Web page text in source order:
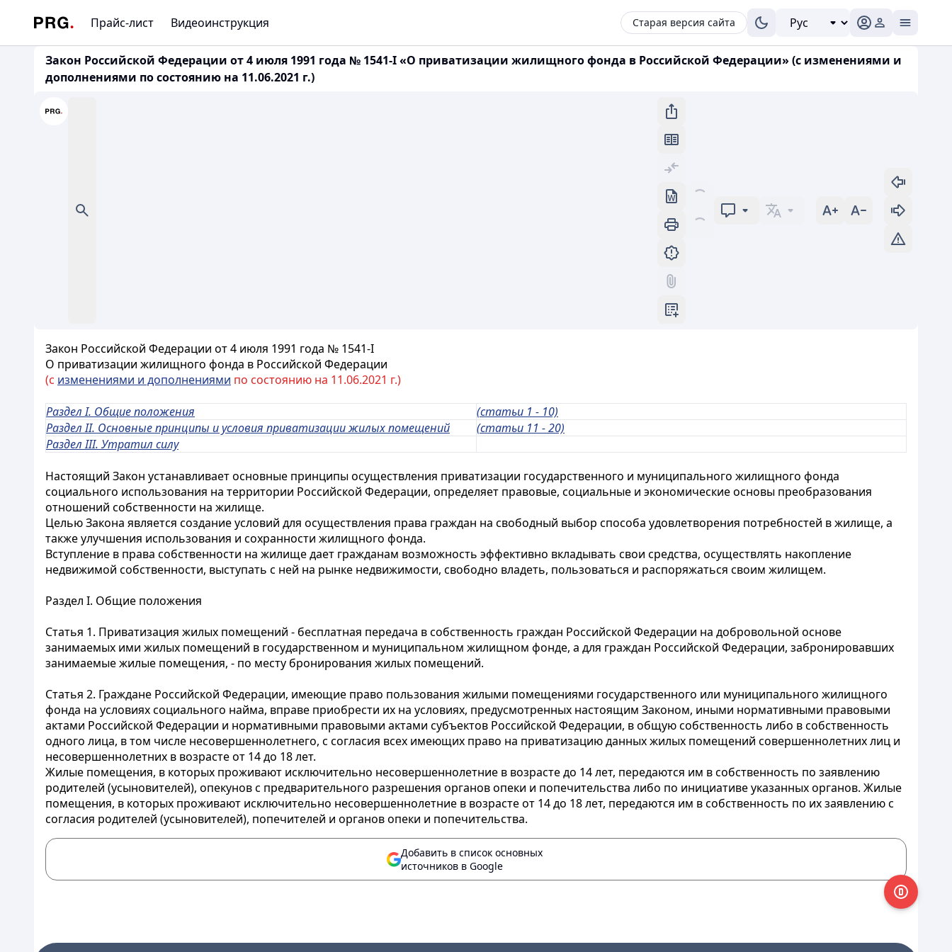
Прайс-лист Видеоинструкция Старая версия сайта
Закон Российской Федерации от 4 июля 1991 года № 1541-I «О приватизации жилищного фонда в Российской Федерации» (с изменениями и
дополнениями по состоянию на 11.06.2021 г.)
Закон Российской Федерации от 4 июля 1991 года № 1541-I
О приватизации жилищного фонда в Российской Федерации
(с изменениями и дополнениями по состоянию на 11.06.2021 г.)
Раздел I. Общие положения
(статьи 1 - 10)
Раздел II. Основные принципы и условия приватизации жилых помещений
(статьи 11 - 20)
Раздел III. Утратил силу
Настоящий Закон устанавливает основные принципы осуществления приватизации государственного и муниципального жилищного фонда
социального использования на территории Российской Федерации, определяет правовые, социальные и экономические основы преобразования
отношений собственности на жилище.
Целью Закона является создание условий для осуществления права граждан на свободный выбор способа удовлетворения потребностей в жилище, а
также улучшения использования и сохранности жилищного фонда.
Вступление в права собственности на жилище дает гражданам возможность эффективно вкладывать свои средства, осуществлять накопление
недвижимой собственности, выступать с ней на рынке недвижимости, свободно владеть, пользоваться и распоряжаться своим жилищем.
Раздел I. Общие положения
Статья 1. Приватизация жилых помещений - бесплатная передача в собственность граждан Российской Федерации на добровольной основе
занимаемых ими жилых помещений в государственном и муниципальном жилищном фонде, а для граждан Российской Федерации, забронировавших
занимаемые жилые помещения, - по месту бронирования жилых помещений.
Статья 2. Граждане Российской Федерации, имеющие право пользования жилыми помещениями государственного или муниципального жилищного
фонда на условиях социального найма, вправе приобрести их на условиях, предусмотренных настоящим Законом, иными нормативными правовыми
актами Российской Федерации и нормативными правовыми актами субъектов Российской Федерации, в общую собственность либо в собственность
одного лица, в том числе несовершеннолетнего, с согласия всех имеющих право на приватизацию данных жилых помещений совершеннолетних лиц и
несовершеннолетних в возрасте от 14 до 18 лет.
Жилые помещения, в которых проживают исключительно несовершеннолетние в возрасте до 14 лет, передаются им в собственность по заявлению
родителей (усыновителей), опекунов с предварительного разрешения органов опеки и попечительства либо по инициативе указанных органов. Жилые
помещения, в которых проживают исключительно несовершеннолетние в возрасте от 14 до 18 лет, передаются им в собственность по их заявлению с
согласия родителей (усыновителей), попечителей и органов опеки и попечительства.
Добавить в список основных
источников в Google